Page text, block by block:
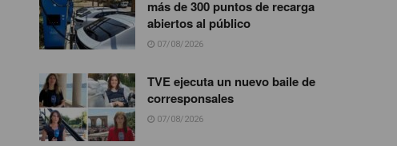
más de 300 puntos de recarga
abiertos al público
07/08/2026
TVE ejecuta un nuevo baile de
corresponsales
07/08/2026